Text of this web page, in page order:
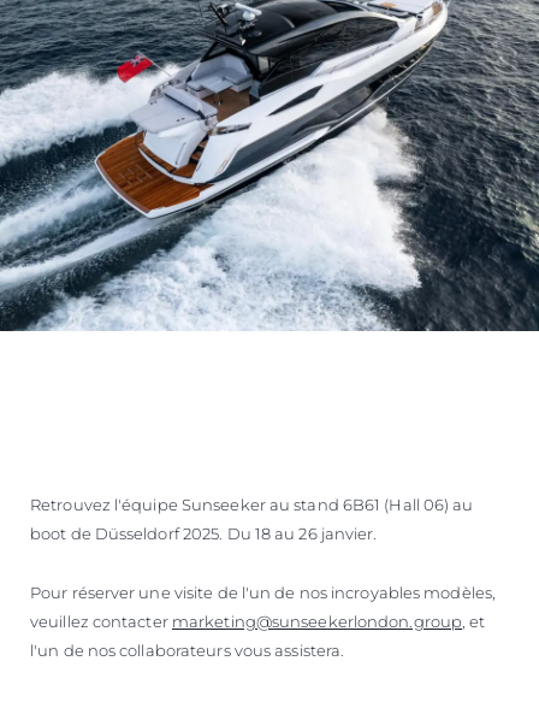
Retrouvez l'équipe Sunseeker au stand 6B61 (Hall 06) au
boot de Düsseldorf 2025. Du 18 au 26 janvier.
Pour réserver une visite de l'un de nos incroyables modèles,
veuillez contacter marketing@sunseekerlondon.group, et
l'un de nos collaborateurs vous assistera.